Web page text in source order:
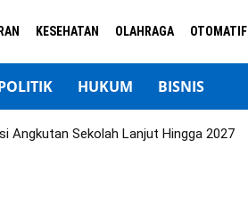
KESEHATAN OLAHRAGA OTOMATIF
HUKUM BISNIS
Angkutan Sekolah Lanjut Hingga 2027